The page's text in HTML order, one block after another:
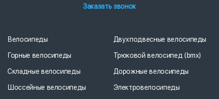
Заказать звонок
Велосипеды
Горные велосипеды
Складные велосипеды
Шоссейные велосипеды
Двухподвесные велосипеды
Трюковой велосипед (bmx)
Дорожные велосипеды
Электровелосипеды